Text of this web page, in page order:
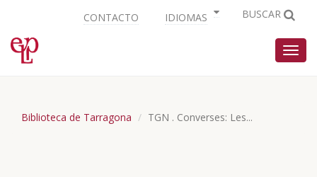
CONTACTO IDIOMAS BUSCAR
Biblioteca de Tarragona TGN . Converses: Les...